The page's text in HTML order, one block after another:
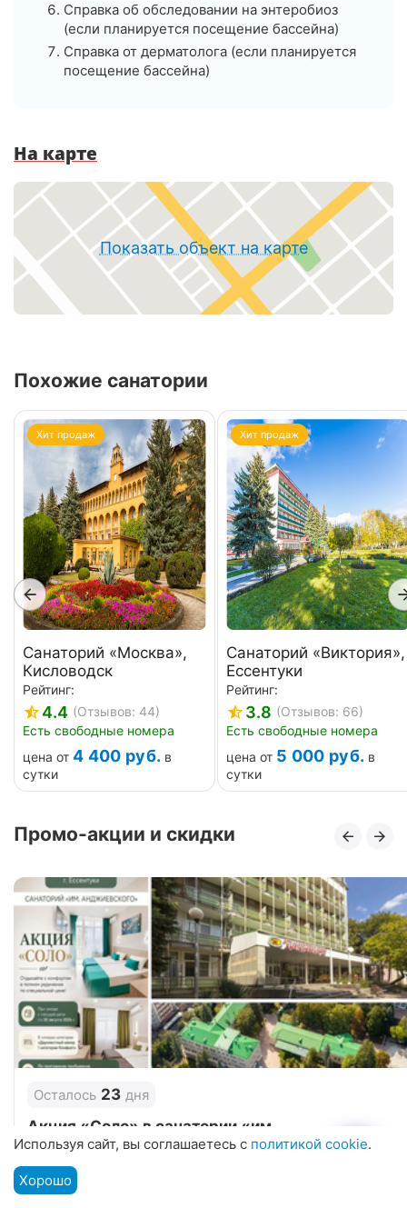
Справка об обследовании на энтеробиоз
(если планируется посещение бассейна)
Справка от дерматолога (если планируется
посещение бассейна)
На карте
Показать объект на карте
Похожие санатории
Хит продаж
Санаторий «Москва»,
Кисловодск
Рейтинг:
4.4 (Отзывов: 44)
Есть свободные номера
цена от 4 400 руб. в
сутки
Хит продаж
Санаторий «Виктория»,
Ессентуки
Рейтинг:
3.8 (Отзывов: 66)
Есть свободные номера
цена от 5 000 руб. в
сутки
Промо-акции и скидки
Осталось 23 дня
Акция «Соло» в санатории «им.
Анджиевского», г. Ессентуки
от 01.07.2026 по 30.08.2026
Меню
Используя сайт, вы соглашаетесь с политикой cookie.
Хорошо